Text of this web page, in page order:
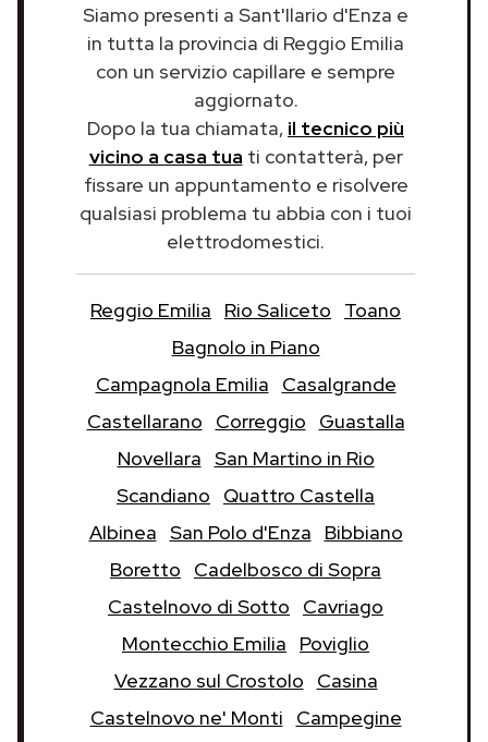
Siamo presenti a Sant'Ilario d'Enza e
in tutta la provincia di Reggio Emilia
con un servizio capillare e sempre
aggiornato.
Dopo la tua chiamata, il tecnico più
vicino a casa tua ti contatterà, per
fissare un appuntamento e risolvere
qualsiasi problema tu abbia con i tuoi
elettrodomestici.
Reggio Emilia Rio Saliceto
Toano
Bagnolo in Piano
Campagnola Emilia
Casalgrande
Castellarano
Correggio
Guastalla
Novellara San Martino in Rio
Scandiano
Quattro Castella
Albinea San Polo d'Enza
Bibbiano
Boretto
Cadelbosco di Sopra
Castelnovo di Sotto
Cavriago
Montecchio Emilia
Poviglio
Vezzano sul Crostolo
Casina
Castelnovo ne' Monti
Campegine